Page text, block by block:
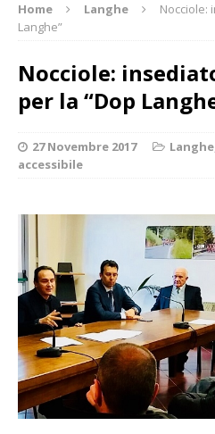
Home Langhe
Nocciole:
Langhe”
Nocciole:
per la “Dop
27 Novembre 2017 Langhe
accessibile